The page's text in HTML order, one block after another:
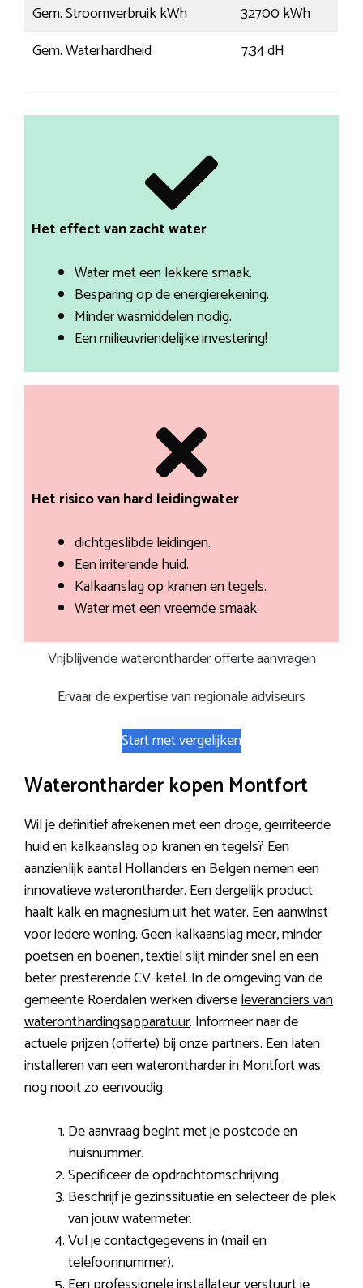
Gem. Stroomverbruik kWh
32700 kWh
Gem. Waterhardheid
7.34 dH
Het effect van zacht water
Water met een lekkere smaak.
Besparing op de energierekening.
Minder wasmiddelen nodig.
Een milieuvriendelijke investering!
Het risico van hard leidingwater
dichtgeslibde leidingen.
Een irriterende huid.
Kalkaanslag op kranen en tegels.
Water met een vreemde smaak.
Vrijblijvende waterontharder offerte aanvragen
Ervaar de expertise van regionale adviseurs
Start met vergelijken
Waterontharder kopen Montfort
Wil je definitief afrekenen met een droge, geïrriteerde
huid en kalkaanslag op kranen en tegels? Een
aanzienlijk aantal Hollanders en Belgen nemen een
innovatieve waterontharder. Een dergelijk product
haalt kalk en magnesium uit het water. Een aanwinst
voor iedere woning. Geen kalkaanslag meer, minder
poetsen en boenen, textiel slijt minder snel en een
beter presterende CV-ketel. In de omgeving van de
gemeente Roerdalen werken diverseleveranciers van
wateronthardingsapparatuur. Informeer naar de
actuele prijzen (offerte) bij onze partners. Een laten
installeren van een waterontharder in Montfort was
nog nooit zo eenvoudig.
De aanvraag begint met je postcode en
huisnummer.
Specificeer de opdrachtomschrijving.
Beschrijf je gezinssituatie en selecteer de plek
van jouw watermeter.
Vul je contactgegevens in (mail en
telefoonnummer).